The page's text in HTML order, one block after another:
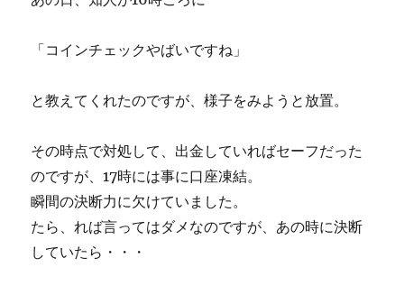
「コインチェックやばいですね」
と教えてくれたのですが、様子をみようと放置。
その時点で対処して、出金していればセーフだった
のですが、17時には事に口座凍結。
瞬間の決断力に欠けていました。
たら、れば言ってはダメなのですが、あの時に決断
していたら・・・